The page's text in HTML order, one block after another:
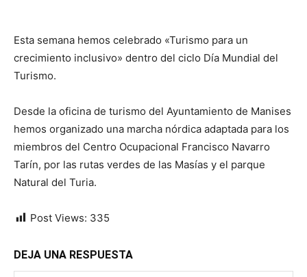
Esta semana hemos celebrado «Turismo para un
crecimiento inclusivo» dentro del ciclo Día Mundial del
Turismo.
Desde la oficina de turismo del Ayuntamiento de Manises
hemos organizado una marcha nórdica adaptada para los
miembros del Centro Ocupacional Francisco Navarro
Tarín, por las rutas verdes de las Masías y el parque
Natural del Turia.
Post Views: 335
DEJA UNA RESPUESTA